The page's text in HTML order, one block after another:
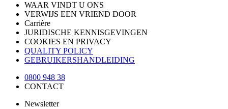
WAAR VINDT U ONS
VERWIJS EEN VRIEND DOOR
Carrière
JURIDISCHE KENNISGEVINGEN
COOKIES EN PRIVACY
QUALITY POLICY
GEBRUIKERSHANDLEIDING
0800 948 38
CONTACT
Newsletter